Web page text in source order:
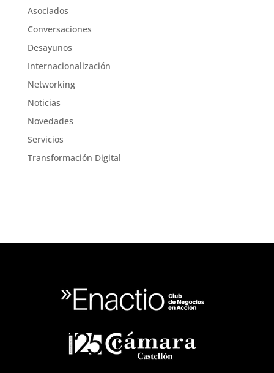
Asociados
Conversaciones
Desayunos
Internacionalización
Networking
Noticias
Novedades
Servicios
Transformación Digital